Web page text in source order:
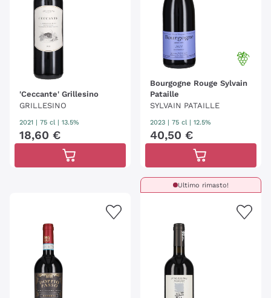
'Ceccante' Grillesino
GRILLESINO
2021 75 cl | 13.5%
18,60 €
Bourgogne Rouge Sylvain
Pataille
SYLVAIN PATAILLE
2023 75 cl | 12.5%
40,50 €
Ultimo rimasto!